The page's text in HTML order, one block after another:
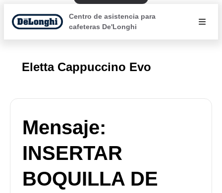
Centro de asistencia para
cafeteras De'Longhi
Eletta Cappuccino Evo
Mensaje:
INSERTAR
BOQUILLA DE